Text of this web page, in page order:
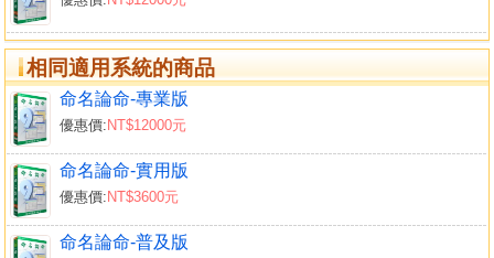
相同適用系統的商品
命名論命-專業版
優惠價:NT$12000元
命名論命-實用版
優惠價:NT$3600元
命名論命-普及版